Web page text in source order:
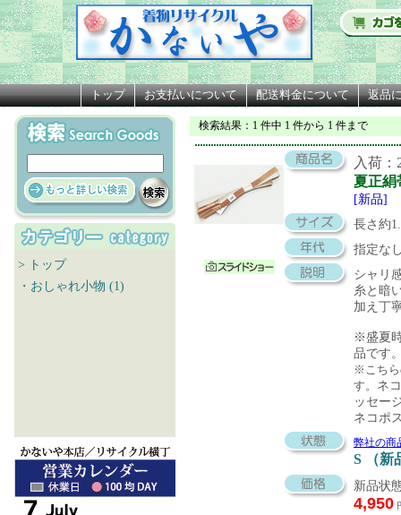
トップ お支払いについて 配送料金について 返品
> トップ
・おしゃれ小物 (1)
検索結果 ：1 件中 1 件から 1 件まで
入荷：
夏正絹
[新品]
長さ約
指定な
シャリ
糸と暗
加え丁
※盛夏
品です
※こちら
す。 ネ
ッセー
ネコポ
弊社の商
S （新
新品状
4,950